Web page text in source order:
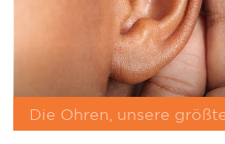
Die Ohren, unsere